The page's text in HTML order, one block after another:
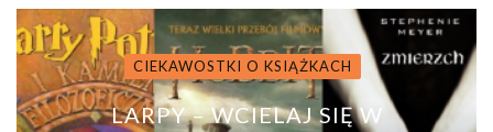
CIEKAWOSTKI O KSIĄŻKACH
LARPY – WCIELAJ SIĘ W